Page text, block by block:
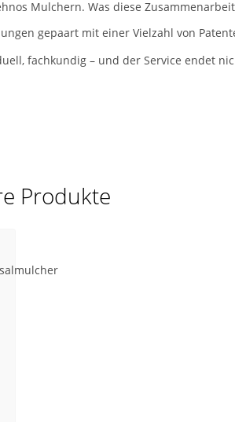
Mulchern. Was diese
gepaart mit einer Vielzahl von
fachkundig – und der Service endet
Produkte